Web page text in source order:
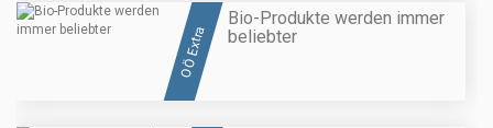
OÖ Extra
Bio-Produkte werden immer
beliebter